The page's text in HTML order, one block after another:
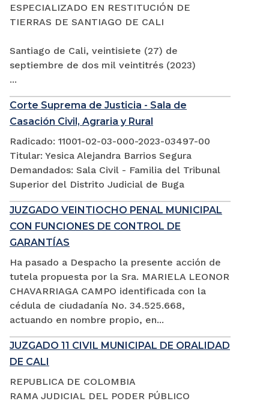
ESPECIALIZADO EN RESTITUCIÓN DE
TIERRAS DE SANTIAGO DE CALI
Santiago de Cali, veintisiete (27) de
septiembre de dos mil veintitrés (2023)
...
Corte Suprema de Justicia - Sala de
Casación Civil, Agraria y Rural
Radicado: 11001-02-03-000-2023-03497-00
Titular: Yesica Alejandra Barrios Segura
Demandados: Sala Civil - Familia del Tribunal
Superior del Distrito Judicial de Buga
JUZGADO VEINTIOCHO PENAL MUNICIPAL
CON FUNCIONES DE CONTROL DE
GARANTÍAS
Ha pasado a Despacho la presente acción de
tutela propuesta por la Sra. MARIELA LEONOR
CHAVARRIAGA CAMPO identificada con la
cédula de ciudadanía No. 34.525.668,
actuando en nombre propio, en...
JUZGADO 11 CIVIL MUNICIPAL DE ORALIDAD
DE CALI
REPUBLICA DE COLOMBIA
RAMA JUDICIAL DEL PODER PÚBLICO